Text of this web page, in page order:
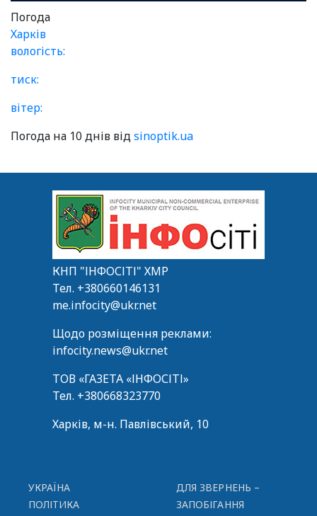
Погода
Харків
вологість:
тиск:
вітер:
Погода на 10 днів відsinoptik.ua
КНП "ІНФОСІТІ" ХМР
Тел. +380660146131
me.infocity@ukr.net
Щодо розміщення реклами:
infocity.news@ukr.net
ТОВ «ГАЗЕТА «ІНФОСІТІ»
Тел. +380668323770
Харків, м-н. Павлівський, 10
УКРАЇНА
ПОЛІТИКА
ДЛЯ ЗВЕРНЕНЬ –
ЗАПОБІГАННЯ